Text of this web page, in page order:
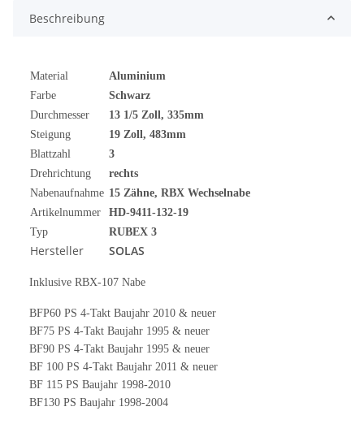
Beschreibung
Material
Aluminium
Farbe
Schwarz
Durchmesser
13 1/5 Zoll , 335mm
Steigung
19 Zoll, 483mm
Blattzahl
3
Drehrichtung
rechts
Nabenaufnahme 15 Zähne, RBX Wechselnabe
Artikelnummer
HD-9411-132-19
Typ
RUBEX 3
Hersteller SOLAS
Inklusive RBX-107 Nabe
BFP60 PS 4-Takt Baujahr 2010 & neuer
BF75 PS 4-Takt Baujahr 1995 & neuer
BF90 PS 4-Takt Baujahr 1995 & neuer
BF 100 PS 4-Takt Baujahr 2011 & neuer
BF 115 PS Baujahr 1998-2010
BF130 PS Baujahr 1998-2004